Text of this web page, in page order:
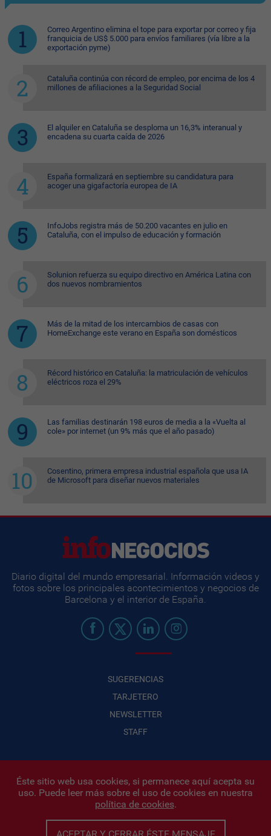
Correo Argentino elimina el tope para exportar por correo y fija
franquicia de US$ 5.000 para envíos familiares (vía libre a la
exportación pyme)
Cataluña continúa con récord de empleo, por encima de los 4
millones de afiliaciones a la Seguridad Social
El alquiler en Cataluña se desploma un 16,3% interanual y
encadena su cuarta caída de 2026
España formalizará en septiembre su candidatura para
acoger una gigafactoría europea de IA
InfoJobs registra más de 50.200 vacantes en julio en
Cataluña, con el impulso de educación y formación
Solunion refuerza su equipo directivo en América Latina con
dos nuevos nombramientos
Más de la mitad de los intercambios de casas con
HomeExchange este verano en España son domésticos
Récord histórico en Cataluña: la matriculación de vehículos
eléctricos roza el 29%
Las familias destinarán 198 euros de media a la «Vuelta al
cole» por internet (un 9% más que el año pasado)
Cosentino, primera empresa industrial española que usa IA
de Microsoft para diseñar nuevos materiales
Diario digital del mundo empresarial. Información videos y
fotos sobre los principales acontecimientos y negocios de
Barcelona y el interior de España.
SUGERENCIAS
TARJETERO
NEWSLETTER
STAFF
Infonegocios 2026| INFONEGOCIOS S.A. · CUIT: 30710438486 |
Políticas de Privacidad|Protección de datos personales
Iñigo Biain
Este sitio esta protegido por Google reCAPTCHA y con Políticas de
Éste sitio web usa cookies, si permanece aquí acepta su
uso. Puede leer más sobre el uso de cookies en nuestra
política de cookies.